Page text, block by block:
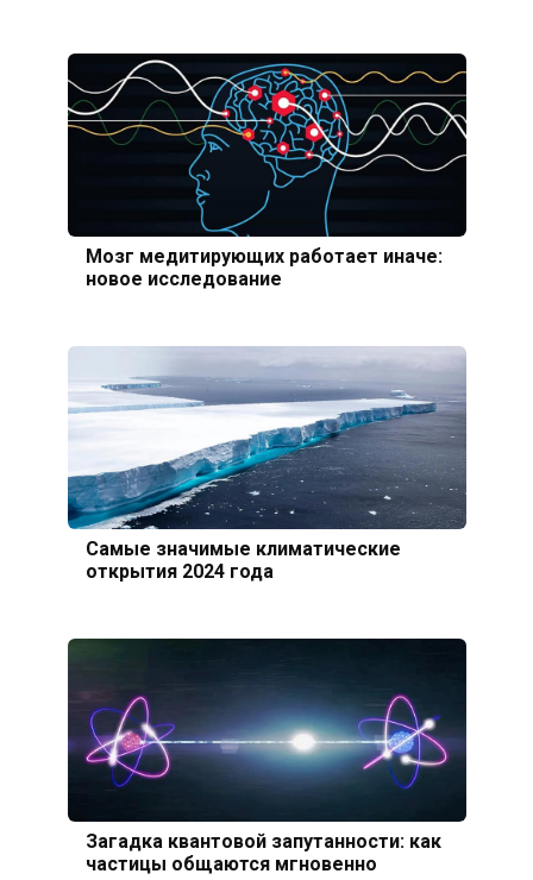
Мозг медитирующих работает иначе:
новое исследование
Самые значимые климатические
открытия 2024 года
Загадка квантовой запутанности: как
частицы общаются мгновенно